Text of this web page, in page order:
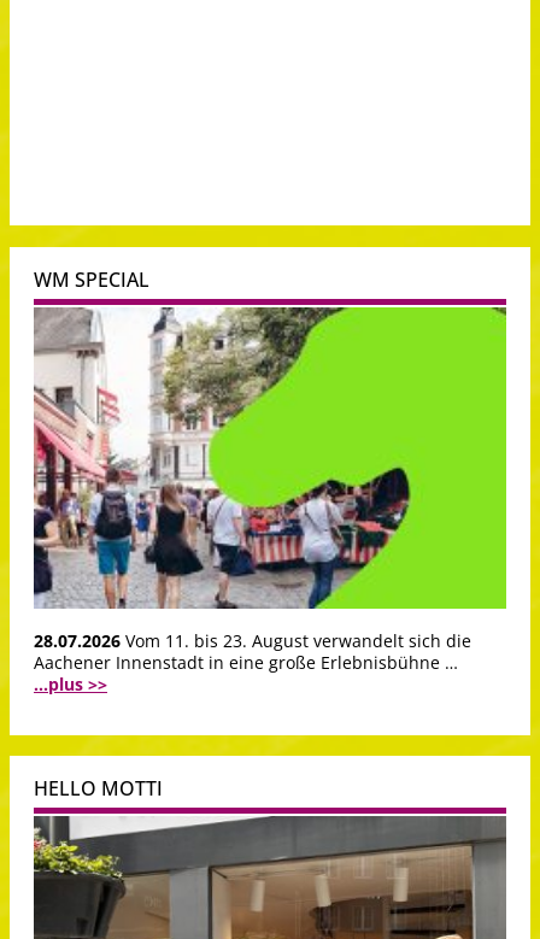
WM SPECIAL
28.07.2026 Vom 11. bis 23. August verwandelt sich die
Aachener Innenstadt in eine große Erlebnisbühne …
...plus >>
HELLO MOTTI